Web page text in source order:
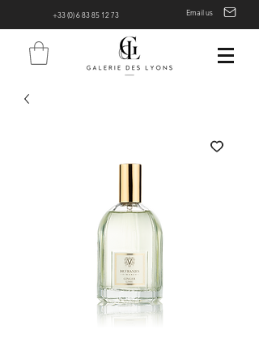
+33 (0) 6 83 85 12 73 Email us